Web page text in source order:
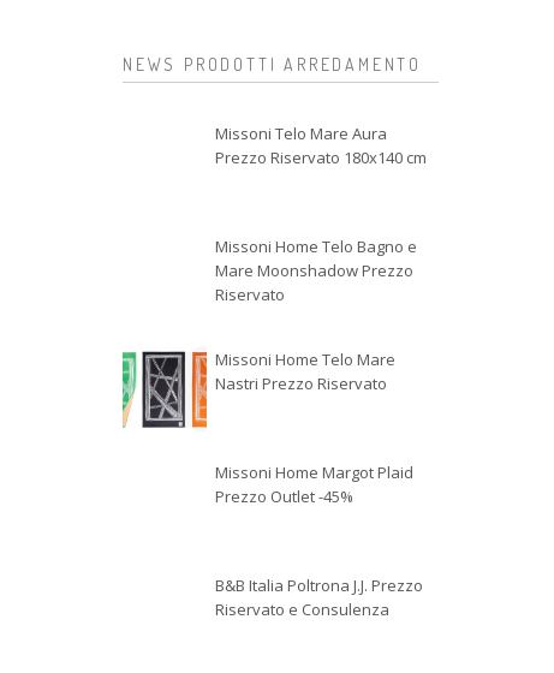
NEWS PRODOTTI ARREDAMENTO
Missoni Telo Mare Aura
Prezzo Riservato 180x140 cm
Missoni Home Telo Bagno e
Mare Moonshadow Prezzo
Riservato
Missoni Home Telo Mare
Nastri Prezzo Riservato
Missoni Home Margot Plaid
Prezzo Outlet -45%
B&B Italia Poltrona J.J. Prezzo
Riservato e Consulenza